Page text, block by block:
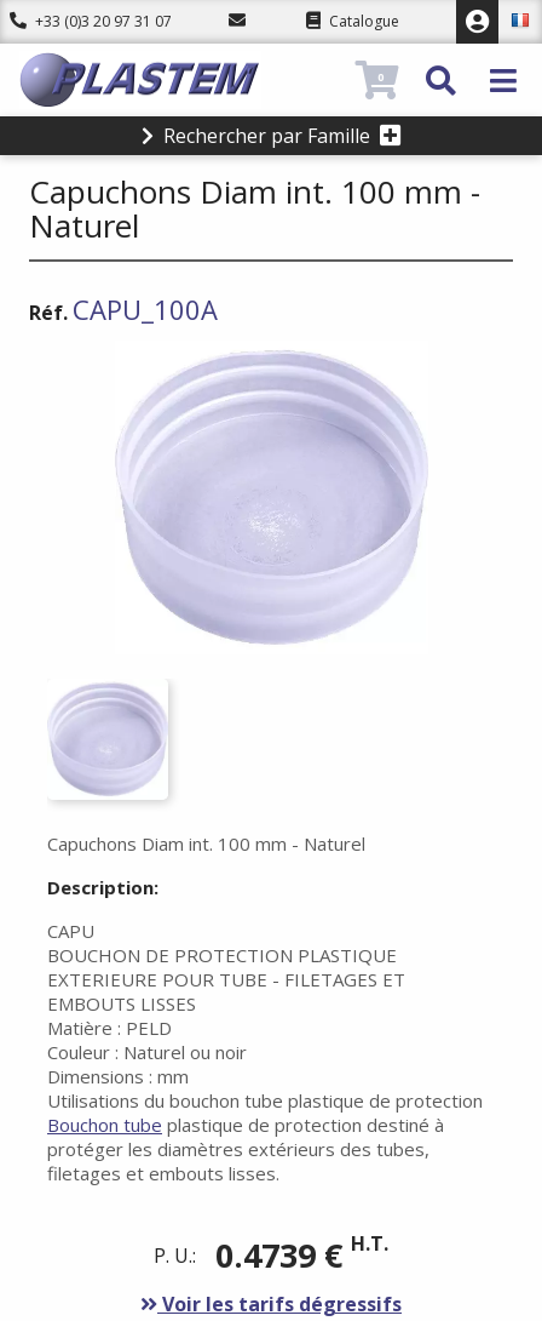
+33 (0)3 20 97 31 07 Catalogue
Rechercher par Famille
0
Capuchons Diam int. 100 mm -
Naturel
Réf. CAPU_100A
Capuchons Diam int. 100 mm - Naturel
Description:
CAPU
BOUCHON DE PROTECTION PLASTIQUE
EXTERIEURE POUR TUBE - FILETAGES ET
EMBOUTS LISSES
Matière : PELD
Couleur : Naturel ou noir
Dimensions : mm
Utilisations du bouchon tube plastique de protection
Bouchon tube plastique de protection destiné à
protéger les diamètres extérieurs des tubes,
filetages et embouts lisses.
P. U.: 0.4739 € H.T.
Voir les tarifs dégressifs